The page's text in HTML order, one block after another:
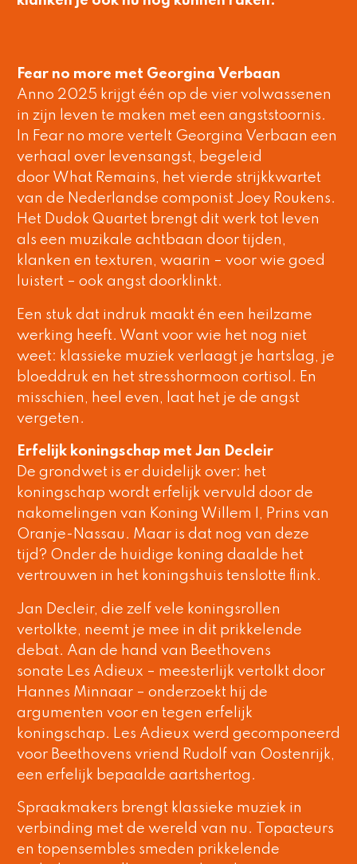
Fear no more met Georgina Verbaan
Anno 2025 krijgt één op de vier volwassenen
in zijn leven te maken met een angststoornis.
In Fear no more vertelt Georgina Verbaan een
verhaal over levensangst, begeleid
door What Remains, het vierde strijkkwartet
van de Nederlandse componist Joey Roukens.
Het Dudok Quartet brengt dit werk tot leven
als een muzikale achtbaan door tijden,
klanken en texturen, waarin – voor wie goed
luistert – ook angst doorklinkt.
Een stuk dat indruk maakt én een heilzame
werking heeft. Want voor wie het nog niet
weet: klassieke muziek verlaagt je hartslag, je
bloeddruk en het stresshormoon cortisol. En
misschien, heel even, laat het je de angst
vergeten.
Erfelijk koningschap met Jan Decleir
De grondwet is er duidelijk over: het
koningschap wordt erfelijk vervuld door de
nakomelingen van Koning Willem I, Prins van
Oranje-Nassau. Maar is dat nog van deze
tijd? Onder de huidige koning daalde het
vertrouwen in het koningshuis tenslotte flink.
Jan Decleir, die zelf vele koningsrollen
vertolkte, neemt je mee in dit prikkelende
debat. Aan de hand van Beethovens
sonate Les Adieux – meesterlijk vertolkt door
Hannes Minnaar – onderzoekt hij de
argumenten voor en tegen erfelijk
koningschap. Les Adieux werd gecomponeerd
voor Beethovens vriend Rudolf van Oostenrijk,
een erfelijk bepaalde aartshertog.
Spraakmakers brengt klassieke muziek in
verbinding met de wereld van nu. Topacteurs
en topensembles smeden prikkelende